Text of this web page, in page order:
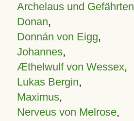
Archelaus und Gefährten
Donan,
Donnán von Eigg,
Johannes,
Æthelwulf von Wessex,
Lukas Bergin,
Maximus,
Nerveus von Melrose,